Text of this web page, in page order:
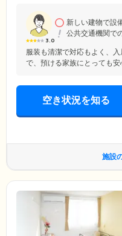
3.0
新しい建物で設
公共交通機関で
服装も清潔で対応もよく、
で、預ける家族にとっても安
空き状況を知る
施設